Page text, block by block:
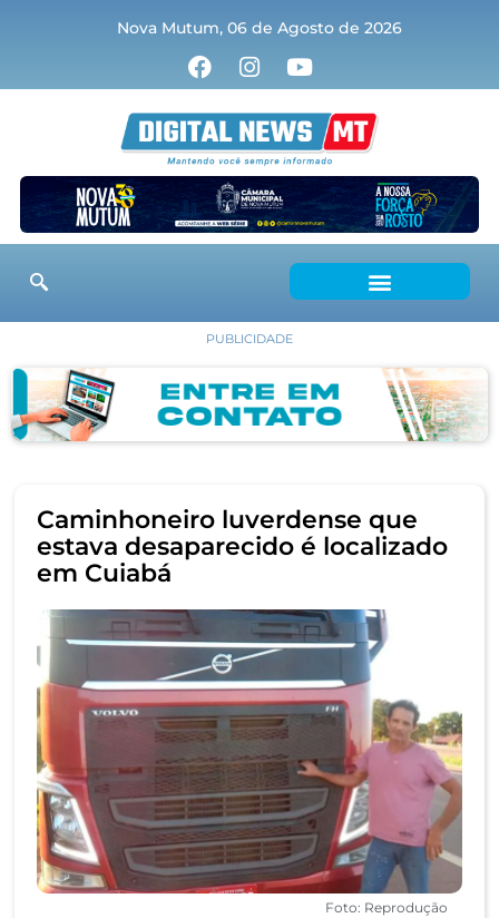
Nova Mutum, 06 de Agosto de 2026
PUBLICIDADE
Caminhoneiro luverdense que
estava desaparecido é localizado
em Cuiabá
Foto: Reprodução